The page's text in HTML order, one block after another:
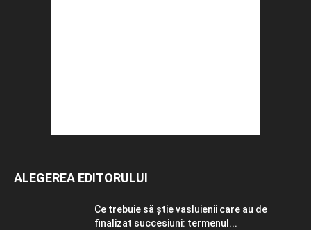
ALEGEREA EDITORULUI
Ce trebuie să știe vasluienii care au de
finalizat succesiuni: termenul...